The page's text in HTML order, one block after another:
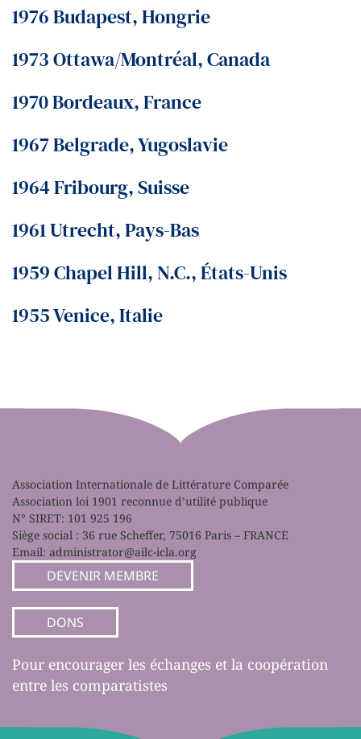
1976 Budapest, Hongrie
1973 Ottawa/Montréal, Canada
1970 Bordeaux, France
1967 Belgrade, Yugoslavie
1964 Fribourg, Suisse
1961 Utrecht, Pays-Bas
1959 Chapel Hill, N.C., États-Unis
1955 Venice, Italie
Association Internationale de Littérature Comparée
Association loi 1901 reconnue d’utilité publique
N° SIRET: 101 925 196
Siège social : 36 rue Scheffer, 75016 Paris – FRANCE
Email: administrator@ailc-icla.org
DEVENIR MEMBRE
DONS
Pour encourager les échanges et la coopération
entre les comparatistes